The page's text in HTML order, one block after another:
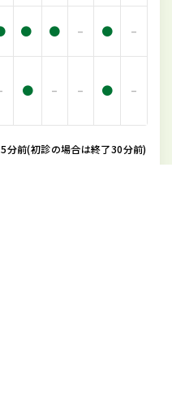
● ● – ● –
● – – ● –
分前(初診の場合は終了30分前)